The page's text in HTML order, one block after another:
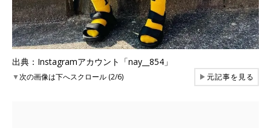
出典：Instagramアカウント「nay__854」
▼次の画像は下へスクロール (2/6) ▶元記事を見る